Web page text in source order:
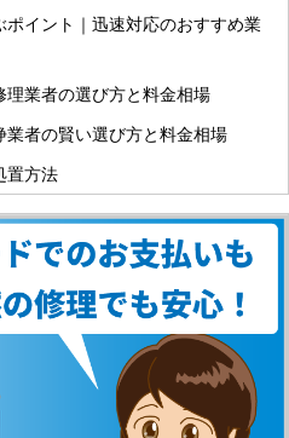
イント｜迅速対応のおすすめ業
業者の選び方と料金相場
者の賢い選び方と料金相場
置方法